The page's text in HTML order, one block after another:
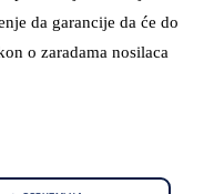
da garancije da će do
o zaradama nosilaca